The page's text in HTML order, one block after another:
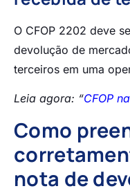
O CFOP 2202 deve
devolução de
terceiros em uma
Leia agora: “CFOP
Como
nota de